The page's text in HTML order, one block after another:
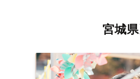
丁寧なレタッチで思い出を
に。きっと「こんな写真を撮っ
宮城